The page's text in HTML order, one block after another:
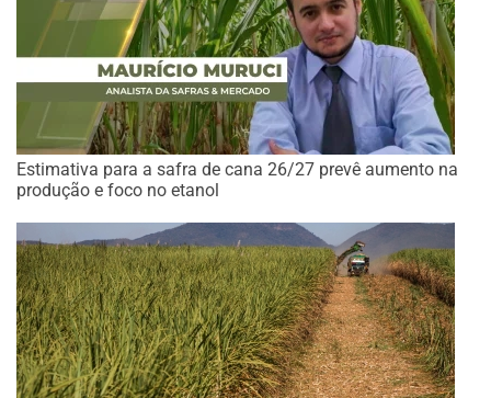
Estimativa para a safra de cana 26/27 prevê aumento na
produção e foco no etanol